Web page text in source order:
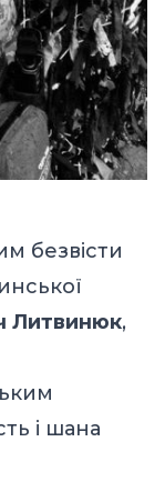
безвісти
Литвинюк,
і шана